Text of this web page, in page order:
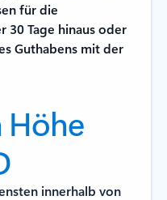
für die
30 Tage hinaus oder
Guthabens mit der
Höhe
innerhalb von